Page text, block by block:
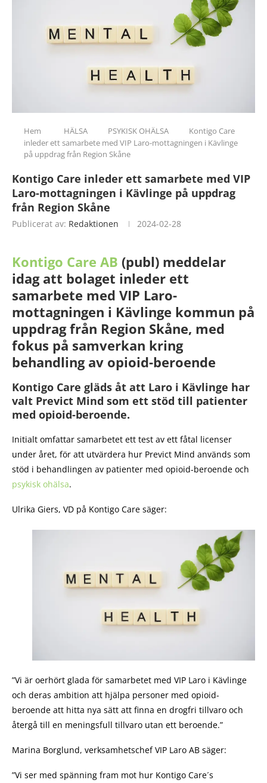
Hem HÄLSA PSYKISK OHÄLSA
Kontigo Care
inleder ett samarbete med VIP Laro-mottagningen i Kävlinge
på uppdrag från Region Skåne
Kontigo Care inleder ett samarbete med VIP
Laro-mottagningen i Kävlinge på uppdrag
från Region Skåne
Publicerat av: Redaktionen 2024-02-28
Kontigo Care AB (publ) meddelar
idag att bolaget inleder ett
samarbete med VIP Laro-
mottagningen i Kävlinge kommun på
uppdrag från Region Skåne, med
fokus på samverkan kring
behandling av opioid-beroende
Kontigo Care gläds åt att Laro i Kävlinge har
valt Previct Mind som ett stöd till patienter
med opioid-beroende.
Initialt omfattar samarbetet ett test av ett fåtal licenser
under året, för att utvärdera hur Previct Mind används som
stöd i behandlingen av patienter med opioid-beroende och
psykisk ohälsa.
Ulrika Giers, VD på Kontigo Care säger:
”Vi är oerhört glada för samarbetet med VIP Laro i Kävlinge
och deras ambition att hjälpa personer med opioid-
beroende att hitta nya sätt att finna en drogfri tillvaro och
återgå till en meningsfull tillvaro utan ett beroende.”
Marina Borglund, verksamhetschef VIP Laro AB säger:
”Vi ser med spänning fram mot hur Kontigo Care´s